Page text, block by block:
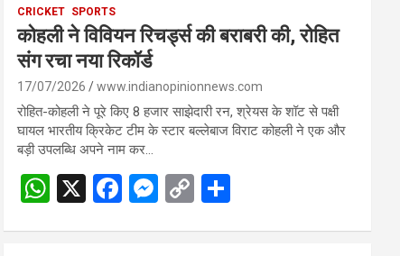
CRICKET SPORTS
कोहली ने विवियन रिचर्ड्स की बराबरी की, रोहित
संग रचा नया रिकॉर्ड
17/07/2026 www.indianopinionnews.com
रोहित-कोहली ने पूरे किए 8 हजार साझेदारी रन, श्रेयस के शॉट से पक्षी
घायल भारतीय क्रिकेट टीम के स्टार बल्लेबाज विराट कोहली ने एक और
बड़ी उपलब्धि अपने नाम कर…
W X
F
M C